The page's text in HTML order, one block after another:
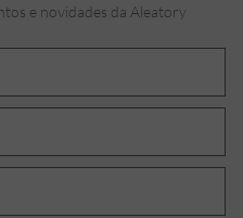
e novidades da Aleatory